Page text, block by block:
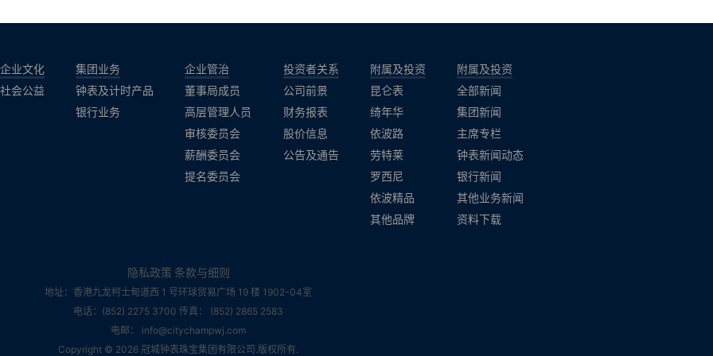
企业文化
社会公益
集团业务
钟表及计时产品
银行业务
企业管治
董事局成员
高层管理人员
审核委员会
薪酬委员会
提名委员会
投资者关系
公司前景
财务报表
股价信息
公告及通告
附属及投资
昆仑表
绮年华
依波路
劳特莱
罗西尼
依波精品
其他品牌
附属及投资
全部新闻
集团新闻
主席专栏
钟表新闻动态
银行新闻
其他业务新闻
资料下载
隐私政策 条款与细则
地址：香港九龙柯士甸道西 1 号环球贸易广场 19 楼 1902-04室
电话：(852) 2275 3700 传真： (852) 2865 2583
电邮： info@citychampwj.com
Copyright © 2026 冠城钟表珠宝集团有限公司.版权所有.